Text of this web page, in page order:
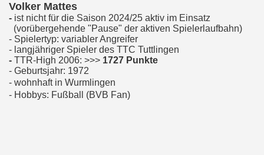
Volker Mattes
- ist nicht für die Saison 2024/25 aktiv im Einsatz
(vorübergehende "Pause" der aktiven Spielerlaufbahn)
- Spielertyp: variabler Angreifer
- langjähriger Spieler des TTC Tuttlingen
- TTR-High 2006: >>> 1727 Punkte
- Geburtsjahr: 1972
- wohnhaft in Wurmlingen
- Hobbys: Fußball (BVB Fan)